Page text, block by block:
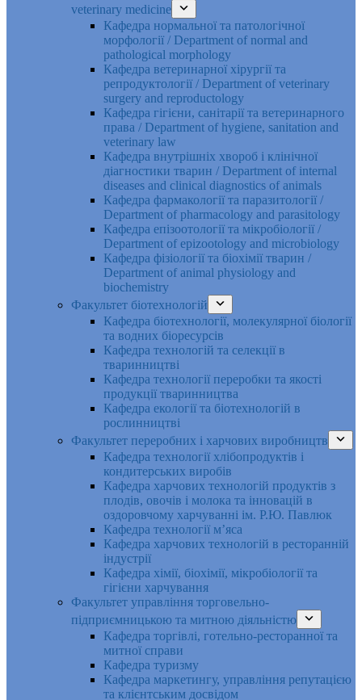
veterinary medicine
Кафедра нормальної та патологічної
морфології / Department of normal and
pathological morphology
Кафедра ветеринарної хірургії та
репродуктології / Department of veterinary
surgery and reproductology
Кафедра гігієни, санітарії та ветеринарного
права / Department of hygiene, sanitation and
veterinary law
Кафедра внутрішніх хвороб і клінічної
діагностики тварин / Department of internal
diseases and clinical diagnostics of animals
Кафедра фармакології та паразитології /
Department of pharmacology and parasitology
Кафедра епізоотології та мікробіології /
Department of epizootology and microbiology
Кафедра фізіології та біохімії тварин /
Department of animal physiology and
biochemistry
Факультет біотехнологій
Кафедра біотехнології, молекулярної біології
та водних біоресурсів
Кафедра технологій та селекції в
тваринництві
Кафедра технології переробки та якості
продукції тваринництва
Кафедра екології та біотехнологій в
рослинництві
Факультет переробних і харчових виробництв
Кафедра технології хлібопродуктів і
кондитерських виробів
Кафедра харчових технологій продуктів з
плодів, овочів і молока та інновацій в
оздоровчому харчуванні ім. Р.Ю. Павлюк
Кафедра технології м’яса
Кафедра харчових технологій в ресторанній
індустрії
Кафедра хімії, біохімії, мікробіології та
гігієни харчування
Факультет управління торговельно-
підприємницькою та митною діяльністю
Кафедра торгівлі, готельно-ресторанної та
митної справи
Кафедра туризму
Кафедра маркетингу, управління репутацією
та клієнтським досвідом